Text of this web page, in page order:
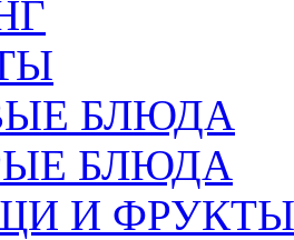
БЛЮДА
БЛЮДА
И ФРУКТЫ